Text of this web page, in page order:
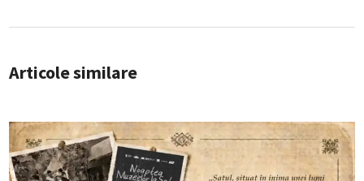
Articole similare